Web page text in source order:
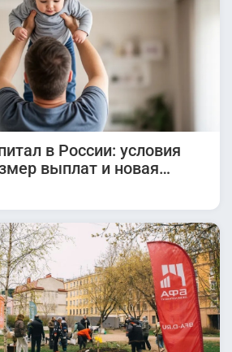
в России: условия
выплат и новая
год